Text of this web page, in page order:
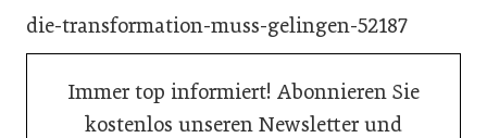
die-transformation-muss-gelingen-52187
Immer top informiert! Abonnieren Sie
kostenlos unseren Newsletter und